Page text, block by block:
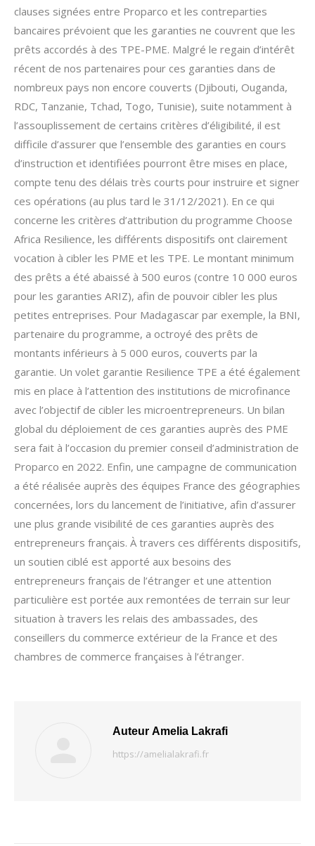
clauses signées entre Proparco et les contreparties
bancaires prévoient que les garanties ne couvrent que les
prêts accordés à des TPE-PME. Malgré le regain d’intérêt
récent de nos partenaires pour ces garanties dans de
nombreux pays non encore couverts (Djibouti, Ouganda,
RDC, Tanzanie, Tchad, Togo, Tunisie), suite notamment à
l’assouplissement de certains critères d’éligibilité, il est
difficile d’assurer que l’ensemble des garanties en cours
d’instruction et identifiées pourront être mises en place,
compte tenu des délais très courts pour instruire et signer
ces opérations (au plus tard le 31/12/2021). En ce qui
concerne les critères d’attribution du programme Choose
Africa Resilience, les différents dispositifs ont clairement
vocation à cibler les PME et les TPE. Le montant minimum
des prêts a été abaissé à 500 euros (contre 10 000 euros
pour les garanties ARIZ), afin de pouvoir cibler les plus
petites entreprises. Pour Madagascar par exemple, la BNI,
partenaire du programme, a octroyé des prêts de
montants inférieurs à 5 000 euros, couverts par la
garantie. Un volet garantie Resilience TPE a été également
mis en place à l’attention des institutions de microfinance
avec l’objectif de cibler les microentrepreneurs. Un bilan
global du déploiement de ces garanties auprès des PME
sera fait à l’occasion du premier conseil d’administration de
Proparco en 2022. Enfin, une campagne de communication
a été réalisée auprès des équipes France des géographies
concernées, lors du lancement de l’initiative, afin d’assurer
une plus grande visibilité de ces garanties auprès des
entrepreneurs français. À travers ces différents dispositifs,
un soutien ciblé est apporté aux besoins des
entrepreneurs français de l’étranger et une attention
particulière est portée aux remontées de terrain sur leur
situation à travers les relais des ambassades, des
conseillers du commerce extérieur de la France et des
chambres de commerce françaises à l’étranger.
Auteur Amelia Lakrafi
https://amelialakrafi.fr